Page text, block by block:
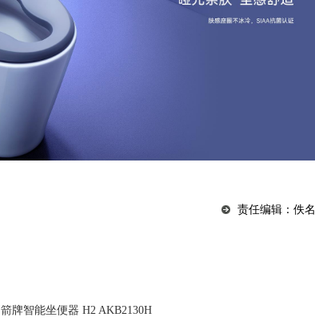
责任编辑：佚名
箭牌智能坐便器 H2 AKB2130H